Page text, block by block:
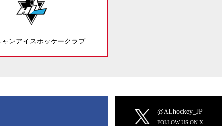
ンアイスホッケークラブ
@ALhockey_JP
FOLLOW US ON X